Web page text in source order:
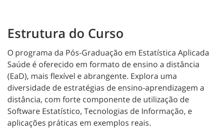
Estrutura do Curso
O programa da Pós-Graduação em Estatística Aplicada
Saúde é oferecido em formato de ensino a distância
(EaD), mais flexível e abrangente. Explora uma
diversidade de estratégias de ensino-aprendizagem a
distância, com forte componente de utilização de
Software Estatístico, Tecnologias de Informação, e
aplicações práticas em exemplos reais.